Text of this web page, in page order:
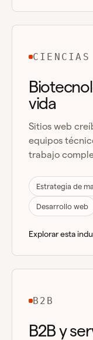
vida
Sitios web
equipos
trabajo
Estrategia de
Desarrollo web
Explorar esta
B2B
B2B y